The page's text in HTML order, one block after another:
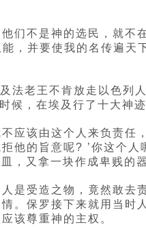
们不是神的选民，就
，并要使我的名传遍
老王不肯放走以色列
候，在埃及行了十大神
应该由这个人来负责
他的旨意呢? ’你这个
，又拿一块作成卑贱的
是受造之物，竟然敢
。保罗接下来就用当
该尊重神的主权。